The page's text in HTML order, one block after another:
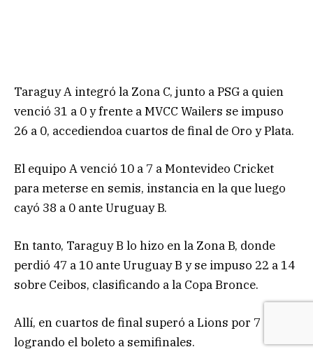
Taraguy A integró la Zona C, junto a PSG a quien
venció 31 a 0 y frente a MVCC Wailers se impuso
26 a 0, accediendoa cuartos de final de Oro y Plata.
El equipo A venció 10 a 7 a Montevideo Cricket
para meterse en semis, instancia en la que luego
cayó 38 a 0 ante Uruguay B.
En tanto, Taraguy B lo hizo en la Zona B, donde
perdió 47 a 10 ante Uruguay B y se impuso 22 a 14
sobre Ceibos, clasificando a la Copa Bronce.
Allí, en cuartos de final superó a Lions por 7 a 5,
logrando el boleto a semifinales.